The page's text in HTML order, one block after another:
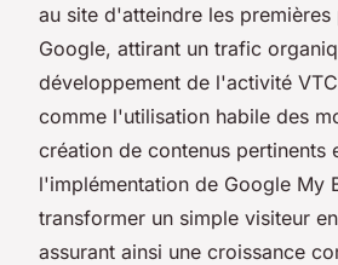
au site d'atteindre les premières
Google, attirant un trafic
développement de l'activité
comme l'utilisation habile des
création de contenus pertinents
l'implémentation de Google My
transformer un simple visiteur
assurant ainsi une croissance